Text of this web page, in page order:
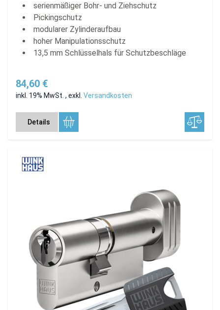
serienmäßiger Bohr- und Ziehschutz
Pickingschutz
modularer Zylinderaufbau
hoher Manipulationsschutz
13,5 mm Schlüsselhals für Schutzbeschläge
84,60 €
inkl. 19% MwSt. , exkl. Versandkosten
Details